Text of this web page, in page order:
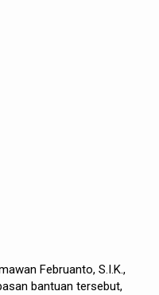
Februanto, S.I.K.,
bantuan tersebut,